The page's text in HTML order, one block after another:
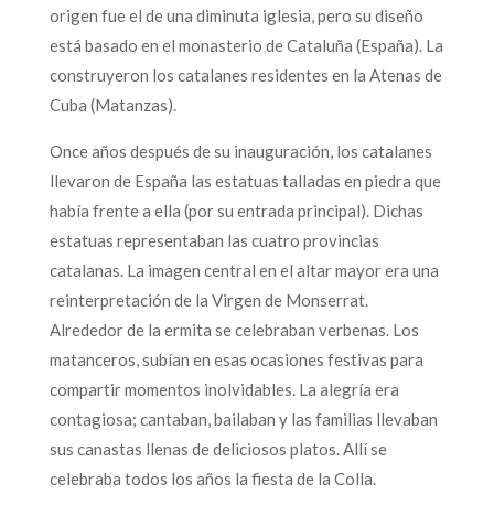
origen fue el de una diminuta iglesia, pero su diseño
está basado en el monasterio de Cataluña (España). La
construyeron los catalanes residentes en la Atenas de
Cuba (Matanzas).
Once años después de su inauguración, los catalanes
llevaron de España las estatuas talladas en piedra que
había frente a ella (por su entrada principal). Dichas
estatuas representaban las cuatro provincias
catalanas. La imagen central en el altar mayor era una
reinterpretación de la Virgen de Monserrat.
Alrededor de la ermita se celebraban verbenas. Los
matanceros, subían en esas ocasiones festivas para
compartir momentos inolvidables. La alegría era
contagiosa; cantaban, bailaban y las familias llevaban
sus canastas llenas de deliciosos platos. Allí se
celebraba todos los años la fiesta de la Colla.